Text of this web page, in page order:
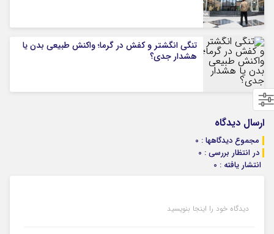
تنگی انگشتر و کفش در گرما؛ واکنش طبیعی بدن یا
هشدار جدی؟
ارسال دیدگاه
مجموع دیدگاهها : 0
در انتظار بررسی : 0
انتشار یافته : 0
دیدگاه خود را اینجا بنویسید